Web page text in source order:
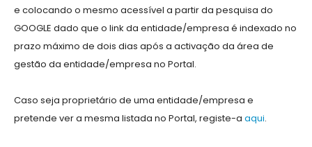
e colocando o mesmo acessível a partir da pesquisa do
GOOGLE dado que o link da entidade/empresa é indexado no
prazo máximo de dois dias após a activação da área de
gestão da entidade/empresa no Portal.
Caso seja proprietário de uma entidade/empresa e
pretende ver a mesma listada no Portal, registe-a aqui.